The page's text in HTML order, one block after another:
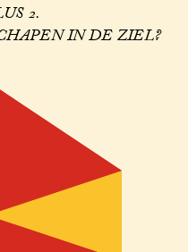
2.
IN DE ZIEL?